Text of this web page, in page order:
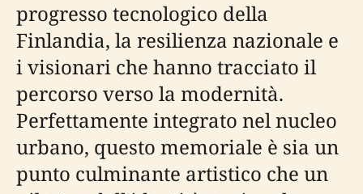
progresso tecnologico della
Finlandia, la resilienza nazionale e
i visionari che hanno tracciato il
percorso verso la modernità.
Perfettamente integrato nel nucleo
urbano, questo memoriale è sia un
punto culminante artistico che un